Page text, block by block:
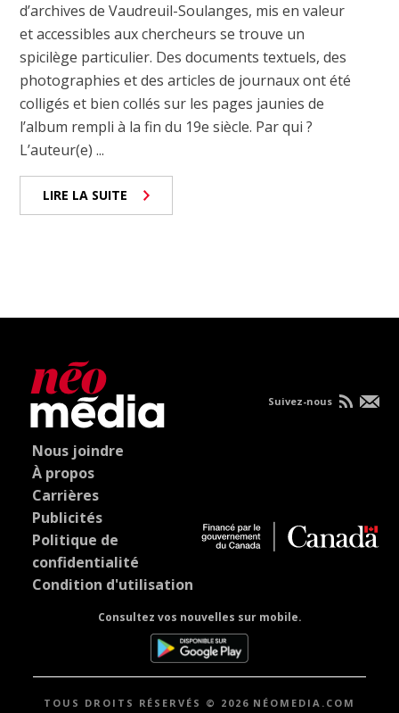
d’archives de Vaudreuil-Soulanges, mis en valeur
et accessibles aux chercheurs se trouve un
spicilège particulier. Des documents textuels, des
photographies et des articles de journaux ont été
colligés et bien collés sur les pages jaunies de
l’album rempli à la fin du 19e siècle. Par qui ?
L’auteur(e) ...
LIRE LA SUITE
Nous joindre
À propos
Carrières
Publicités
Politique de
confidentialité
Condition d'utilisation
Consultez vos nouvelles sur mobile.
Suivez-nous
TOUS DROITS RÉSERVÉS © 2026 NÉOMEDIA.COM